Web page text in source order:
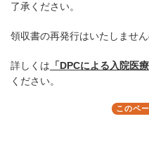
了承ください。
領収書の再発行はいたしませ
詳しくは 「DPCによる入院医
ください。
このペ